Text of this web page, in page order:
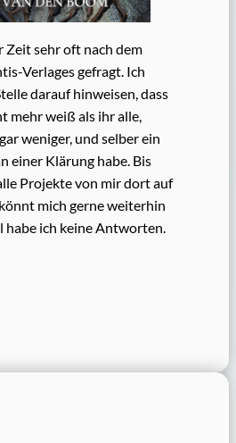
Zeit sehr oft nach dem
Verlages gefragt. Ich
darauf hinweisen, dass
mehr weiß als ihr alle,
weniger, und selber ein
einer Klärung habe. Bis
Projekte von mir dort auf
mich gerne weiterhin
habe ich keine Antworten.